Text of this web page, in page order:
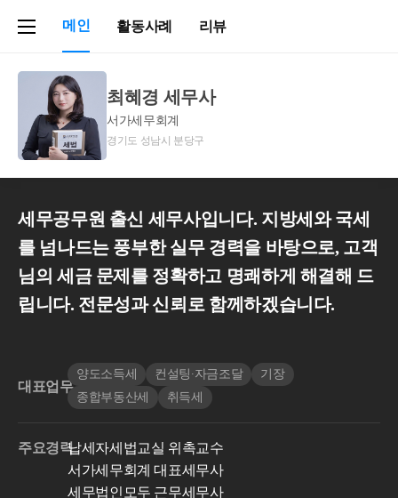
메인 활동사례 리뷰
최혜경 세무사
서가세무회계
경기도 성남시 분당구
세무공무원 출신 세무사입니다. 지방세와 국세
를 넘나드는 풍부한 실무 경력을 바탕으로, 고객
님의 세금 문제를 정확하고 명쾌하게 해결해 드
립니다. 전문성과 신뢰로 함께하겠습니다.
대표업무
양도소득세 컨설팅∙자금조달
기장
종합부동산세
취득세
주요경력납세자세법교실 위촉교수
서가세무회계 대표세무사
세무법인모두 근무세무사